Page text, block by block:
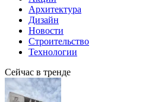
Архитектура
Дизайн
Новости
Строительство
Технологии
Сейчас в тренде